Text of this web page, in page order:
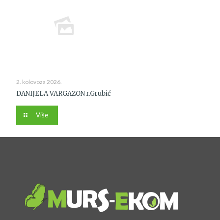
2. kolovoza 2026.
DANIJELA VARGAZON r.Grubić
Više